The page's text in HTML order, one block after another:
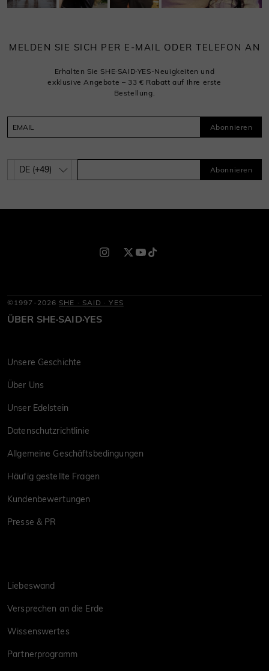
MELDEN SIE SICH PER E-MAIL ODER TELEFON AN
Erhalten Sie SHE·SAID·YES-Neuigkeiten und
exklusive Angebote – 33 € Rabatt auf Ihre erste
Bestellung.
Abonnieren
Abonnieren
©1997-2026 SHE · SAID · YES
ÜBER SHE·SAID·YES
Unsere Geschichte
Über Uns
Unser Edelstein
Datenschutzrichtlinie
Allgemeine Geschäftsbedingungen
Häufig gestellte Fragen
Kundenbewertungen
Presse & PR
Liebeswand
Versprechen an die Erde
Wissenswertes
Partnerprogramm